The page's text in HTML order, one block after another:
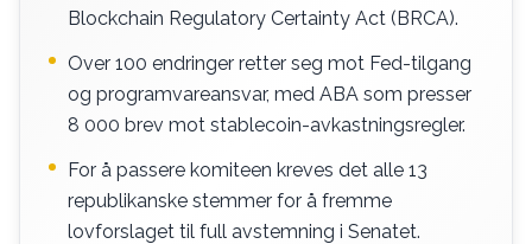
Blockchain Regulatory Certainty Act (BRCA).
Over 100 endringer retter seg mot Fed-tilgang
og programvareansvar, med ABA som presser
8 000 brev mot stablecoin-avkastningsregler.
For å passere komiteen kreves det alle 13
republikanske stemmer for å fremme
lovforslaget til full avstemning i Senatet.